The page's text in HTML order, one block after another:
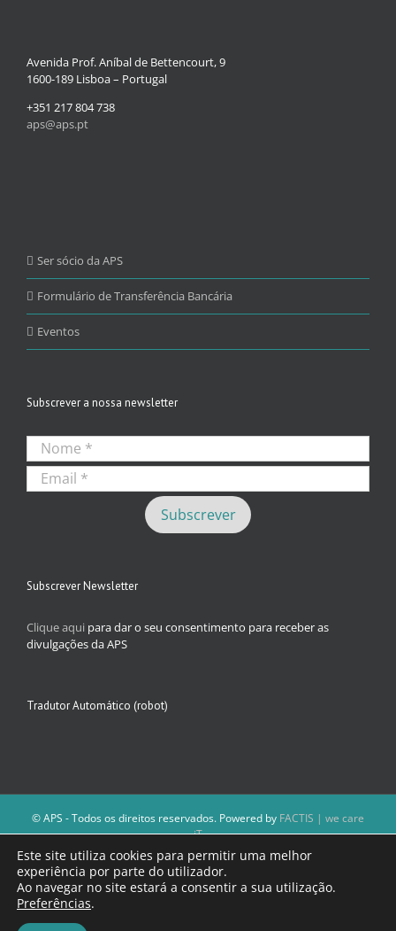
Avenida Prof. Aníbal de Bettencourt, 9
1600-189 Lisboa – Portugal
+351 217 804 738
aps@aps.pt
Ser sócio da APS
Formulário de Transferência Bancária
Eventos
Subscrever a nossa newsletter
Subscrever Newsletter
Clique aqui para dar o seu consentimento para receber as
divulgações da APS
Tradutor Automático (robot)
© APS - Todos os direitos reservados. Powered by FACTIS | we care
iT
A Direção da APS reserva-se o direito de não publicar conteúdos que
violem as leis nacionais.
Os textos assinados e as imagens depositadas são da inteira
Este site utiliza cookies para permitir uma melhor
experiência por parte do utilizador.
Ao navegar no site estará a consentir a sua utilização.
Preferências.